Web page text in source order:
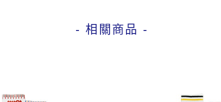
- 相關商品 -